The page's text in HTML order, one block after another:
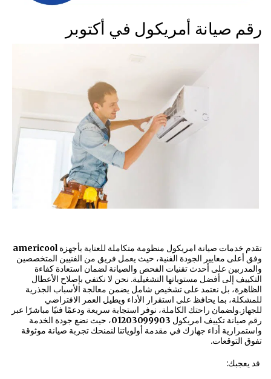
رقم صيانة أمريكول في أكتوبر
تقدم خدمات صيانة امريكول منظومة متكاملة للعناية بأجهزةamericool
وفق أعلى معايير الجودة الفنية، حيث يعمل فريق من الفنيين المتخصصين
والمدربين على أحدث تقنيات الفحص والصيانة لضمان استعادة كفاءة
التكييف إلى أفضل مستوياتها التشغيلية. نحن لا نكتفي بإصلاح الأعطال
الظاهرة، بل نعتمد على تشخيص شامل يضمن معالجة الأسباب الجذرية
للمشكلة، بما يحافظ على استقرار الأداء ويطيل العمر الافتراضي
للجهاز.ولضمان راحتك الكاملة، نوفر استجابة سريعة ودعمًا فنيًا مباشرًا عبر
رقم صيانة تكييف امريكول 01203099903، حيث نضع جودة الخدمة
واستمرارية أداء جهازك في مقدمة أولوياتنا لنمنحك تجربة صيانة موثوقة
تفوق التوقعات.
قد يعجبك: